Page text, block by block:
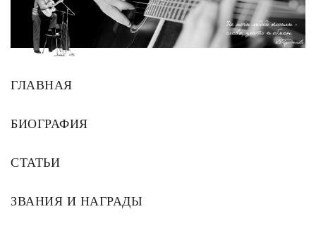
ГЛАВНАЯ
БИОГРАФИЯ
СТАТЬИ
ЗВАНИЯ И НАГРАДЫ